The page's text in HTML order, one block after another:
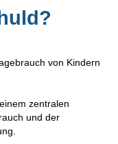
von Kindern
zentralen
und der